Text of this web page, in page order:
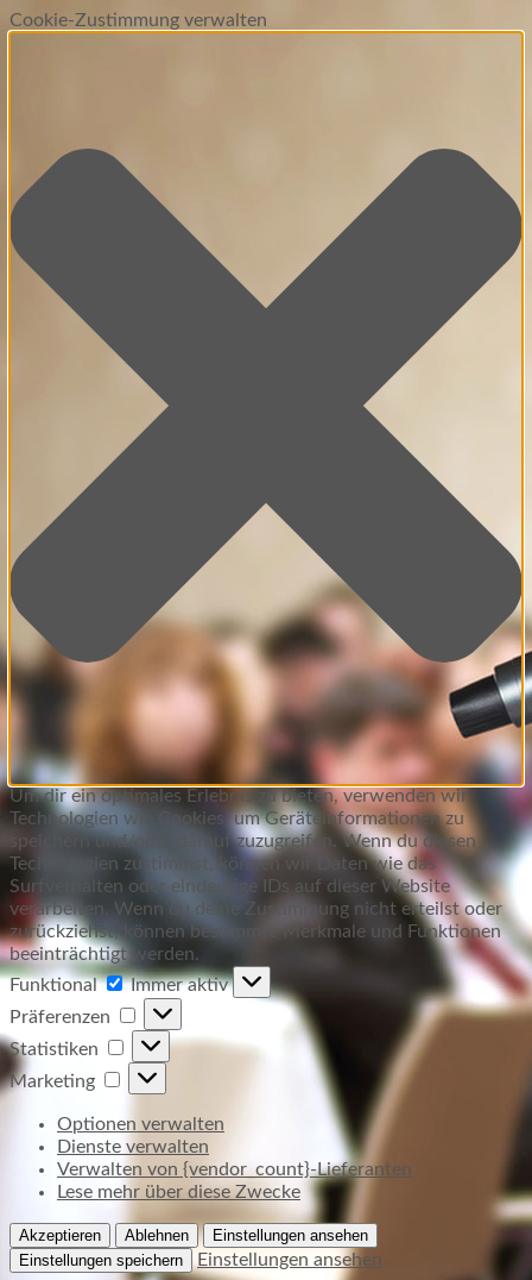
Cookie-Zustimmung verwalten
Um dir ein optimales Erlebnis zu bieten, verwenden wir
Technologien wie Cookies, um Geräteinformationen zu
speichern und/oder darauf zuzugreifen. Wenn du diesen
Technologien zustimmst, können wir Daten wie das
Surfverhalten oder eindeutige IDs auf dieser Website
verarbeiten. Wenn du deine Zustimmung nicht erteilst oder
zurückziehst, können bestimmte Merkmale und Funktionen
beeinträchtigt werden.
Funktional
Funktional
Immer aktiv
Präferenzen
Präferenzen
Statistiken Statistiken
Marketing Marketing
Optionen verwalten
Dienste verwalten
Verwalten von {vendor_count}-Lieferanten
Lese mehr über diese Zwecke
Akzeptieren Ablehnen
Einstellungen ansehen
Einstellungen speichern
Einstellungen ansehen